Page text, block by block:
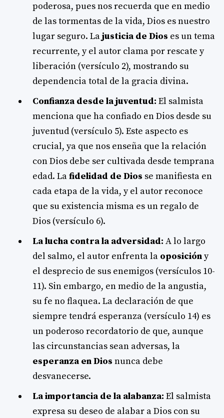
poderosa, pues nos recuerda que en medio
de las tormentas de la vida, Dios es nuestro
lugar seguro. Lajusticia de Dios es un tema
recurrente, y el autor clama por rescate y
liberación (versículo 2), mostrando su
dependencia total de la gracia divina.
Confianza desde la juventud: El salmista
menciona que ha confiado en Dios desde su
juventud (versículo 5). Este aspecto es
crucial, ya que nos enseña que la relación
con Dios debe ser cultivada desde temprana
edad. Lafidelidad de Dios se manifiesta en
cada etapa de la vida, y el autor reconoce
que su existencia misma es un regalo de
Dios (versículo 6).
La lucha contra la adversidad: A lo largo
del salmo, el autor enfrenta la oposicióny
el desprecio de sus enemigos (versículos 10-
11). Sin embargo, en medio de la angustia,
su fe no flaquea. La declaración de que
siempre tendrá esperanza (versículo 14) es
un poderoso recordatorio de que, aunque
las circunstancias sean adversas, la
esperanza en Dios nunca debe
desvanecerse.
La importancia de la alabanza: El salmista
expresa su deseo de alabar a Dios con su